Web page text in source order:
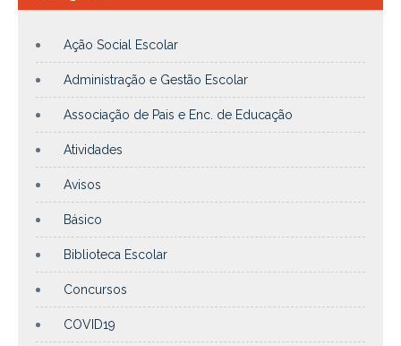
Ação Social Escolar
Administração e Gestão Escolar
Associação de Pais e Enc. de Educação
Atividades
Avisos
Básico
Biblioteca Escolar
Concursos
COVID19